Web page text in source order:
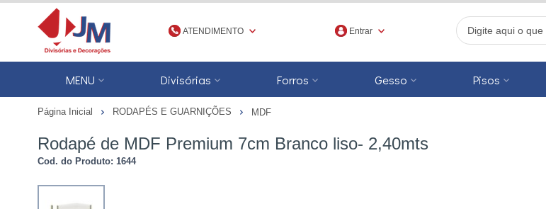
ATENDIMENTO
(48) 3623-1777
4836231777
Entrar
MENU Divisórias Forros Gesso Pisos
Página Inicial RODAPÉS E GUARNIÇÕES MDF
Rodapé de MDF Premium 7cm Branco liso- 2,40mts
Cod. do Produto: 1644